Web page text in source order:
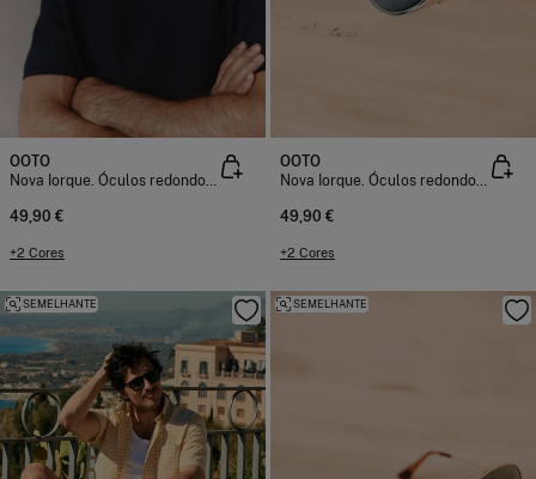
OOTO
Nova Iorque. Óculos redondos em acetato
49,90 €
+2 Cores
OOTO
Nova Iorque. Óculos redondos em acetato
49,90 €
+2 Cores
SEMELHANTE SEMELHANTE